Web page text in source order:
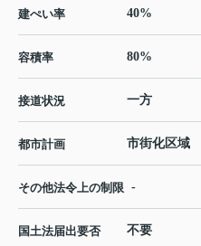
建ぺい率 40%
容積率 80%
接道状況 一方
都市計画 市街化区域
その他法令上の制限 -
国土法届出要否 不要